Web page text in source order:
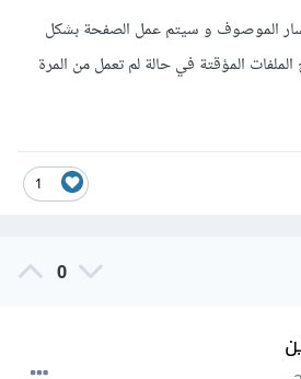
الموصوف و سيتم عمل الصفحة بشكل
المؤقتة في حالة لم تعمل من المرة
1
0